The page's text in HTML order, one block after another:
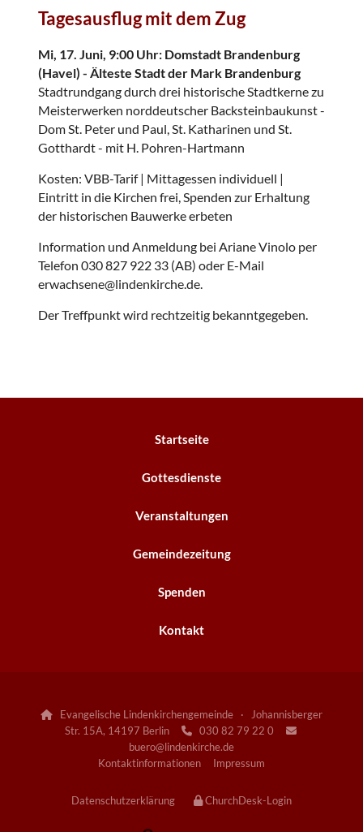
Tagesausflug mit dem Zug
Mi, 17. Juni, 9:00 Uhr: Domstadt Brandenburg
(Havel) - Älteste Stadt der Mark Brandenburg
Stadtrundgang durch drei historische Stadtkerne zu
Meisterwerken norddeutscher Backsteinbaukunst -
Dom St. Peter und Paul, St. Katharinen und St.
Gotthardt - mit H. Pohren-Hartmann
Kosten: VBB-Tarif | Mittagessen individuell |
Eintritt in die Kirchen frei, Spenden zur Erhaltung
der historischen Bauwerke erbeten
Information und Anmeldung bei Ariane Vinolo per
Telefon 030 827 922 33 (AB) oder E-Mail
erwachsene@lindenkirche.de.
Der Treffpunkt wird rechtzeitig bekanntgegeben.
Startseite
Gottesdienste
Veranstaltungen
Gemeindezeitung
Spenden
Kontakt

Evangelische Lindenkirchengemeinde · Johannisberger
Str. 15A, 14197 Berlin
030 82 79 22 0 
buero@lindenkirche.de
Kontaktinformationen
Impressum
Datenschutzerklärung ChurchDesk-Login